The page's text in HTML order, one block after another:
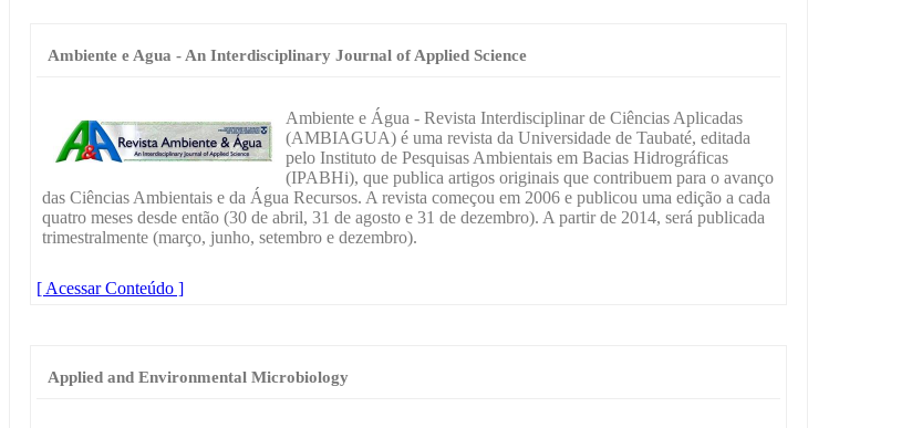
Ambiente e Agua - An Interdisciplinary Journal of Applied Science
Ambiente e Água - Revista Interdisciplinar de Ciências Aplicadas
(AMBIAGUA) é uma revista da Universidade de Taubaté, editada
pelo Instituto de Pesquisas Ambientais em Bacias Hidrográficas
(IPABHi), que publica artigos originais que contribuem para o avanço
das Ciências Ambientais e da Água Recursos. A revista começou em 2006 e publicou uma edição a cada
quatro meses desde então (30 de abril, 31 de agosto e 31 de dezembro). A partir de 2014, será publicada
trimestralmente (março, junho, setembro e dezembro).
[ Acessar Conteúdo ]
Applied and Environmental Microbiology